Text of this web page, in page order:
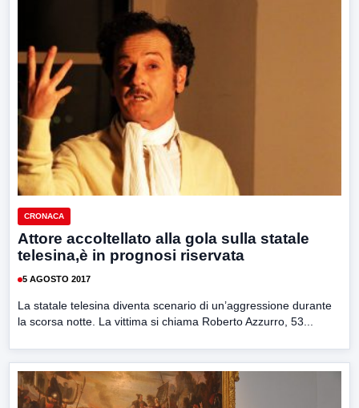
CRONACA
Attore accoltellato alla gola sulla statale
telesina,è in prognosi riservata
5 AGOSTO 2017
La statale telesina diventa scenario di un’aggressione durante
la scorsa notte. La vittima si chiama Roberto Azzurro, 53...